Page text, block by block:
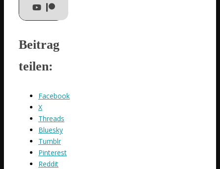
Beitrag
teilen:
Facebook
X
Threads
Bluesky
Tumblr
Pinterest
Reddit